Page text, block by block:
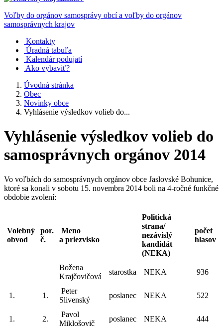
Voľby do orgánov samosprávy obcí a voľby do orgánov
samosprávnych krajov
Kontakty
Úradná tabuľa
Kalendár podujatí
Ako vybaviť?
Úvodná stránka
Obec
Novinky obce
Vyhlásenie výsledkov volieb do...
Vyhlásenie výsledkov volieb do
samosprávnych orgánov 2014
Vo voľbách do samosprávnych orgánov obce Jaslovské Bohunice,
ktoré sa konali v sobotu 15. novembra 2014 boli na 4-ročné funkčné
obdobie zvolení:
Volebný
obvod
por.
č.
Meno
a priezvisko
Politická
strana/
nezávislý
kandidát
(NEKA)
počet
hlasov
Božena
Krajčovičová
starostka NEKA 936
1. 1.
Peter
Slivenský
poslanec NEKA 522
1. 2.
Pavol
Miklošovič
poslanec NEKA 444